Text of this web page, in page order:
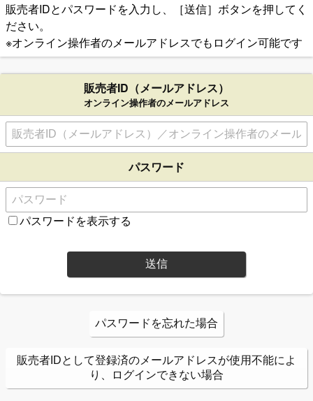
販売者IDとパスワードを入力し、［送信］ボタンを押してく
ださい。
※オンライン操作者のメールアドレスでもログイン可能です
販売者ID（メールアドレス）
オンライン操作者のメールアドレス
パスワード
パスワードを表示する
送信
パスワードを忘れた場合
販売者IDとして登録済のメールアドレスが使用不能によ
り、ログインできない場合